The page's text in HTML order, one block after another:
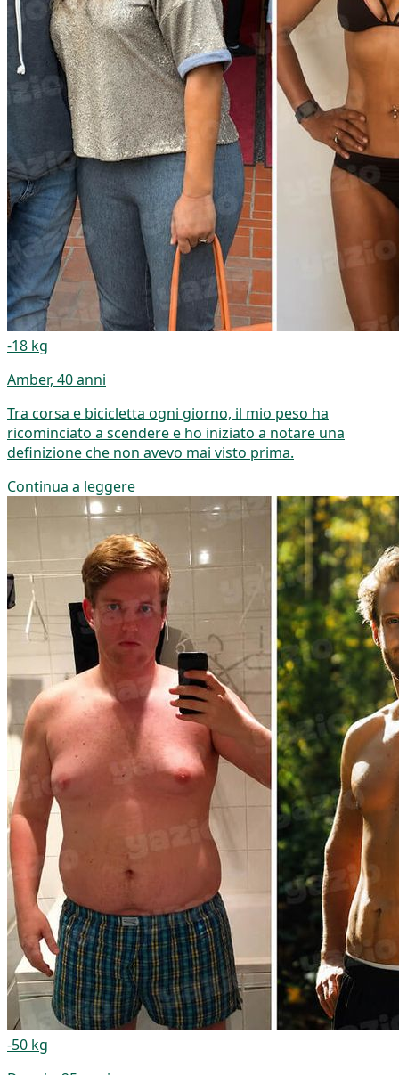
-18 kg
Amber, 40 anni
Tra corsa e bicicletta ogni giorno, il mio peso ha
ricominciato a scendere e ho iniziato a notare una
definizione che non avevo mai visto prima.
Continua a leggere
-50 kg